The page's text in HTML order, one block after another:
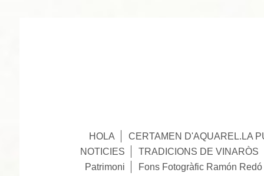
HOLA
CERTAMEN D'AQUAREL.LA
NOTICIES
TRADICIONS DE VINARÒS
Patrimoni
Fons Fotogràfic Ramón Redó